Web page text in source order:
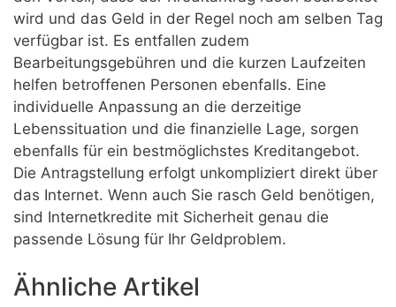
wird und das Geld in der Regel noch am selben Tag
verfügbar ist. Es entfallen zudem
Bearbeitungsgebühren und die kurzen Laufzeiten
helfen betroffenen Personen ebenfalls. Eine
individuelle Anpassung an die derzeitige
Lebenssituation und die finanzielle Lage, sorgen
ebenfalls für ein bestmöglichstes Kreditangebot.
Die Antragstellung erfolgt unkompliziert direkt über
das Internet. Wenn auch Sie rasch Geld benötigen,
sind Internetkredite mit Sicherheit genau die
passende Lösung für Ihr Geldproblem.
Ähnliche Artikel